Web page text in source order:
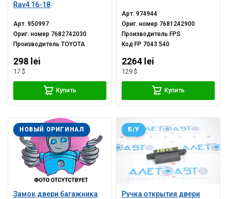
Rav4 16-18
Арт.950997
Ориг. номер 7682742030
ПроизводительTOYOTA
298 lei
17 $
Купить
Арт.974944
Ориг. номер 7681242900
Производитель FPS
Код FP 7043 540
2264 lei
129 $
Купить
Замок двери багажника
НОВЫЙ ОРИГИНАЛ
Ручка открытия двери
Б/У